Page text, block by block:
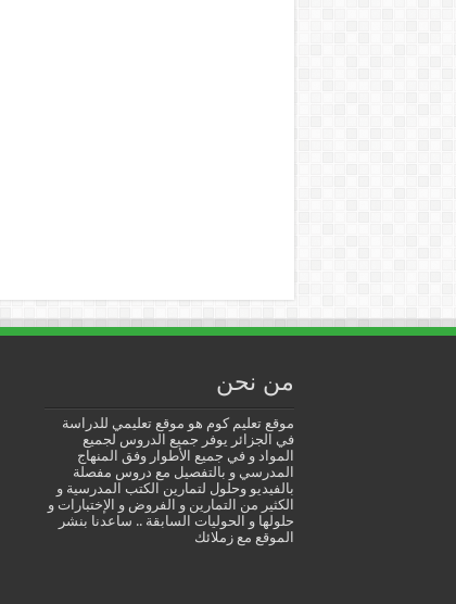
من نحن
موقع تعليم كوم هو موقع تعليمي للدراسة
في الجزائر يوفر جميع الدروس لجميع
المواد و في جميع الأطوار وفق المنهاج
المدرسي و بالتفصيل مع دروس مفصلة
بالفيديو وحلول لتمارين الكتب المدرسية و
الكثير من التمارين و الفروض و الإختبارات و
حلولها و الحوليات السابقة .. ساعدنا بنشر
الموقع مع زملائك